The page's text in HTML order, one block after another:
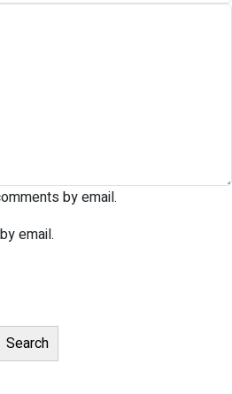
by email.
email.
Search